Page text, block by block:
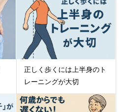
正しく歩くには上半身のト
レーニングが大切